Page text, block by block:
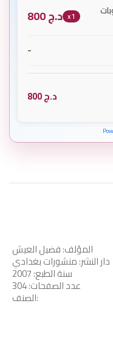
x1 د.ج
-
د.ج
المؤلف: فضيل العيش
دار النشر: منشورات بغدادي
سنة الطبع: 2007
عدد الصفحات: 304
الصنف: